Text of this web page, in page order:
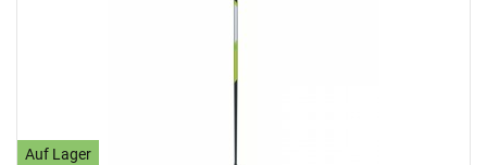
Auf Lager